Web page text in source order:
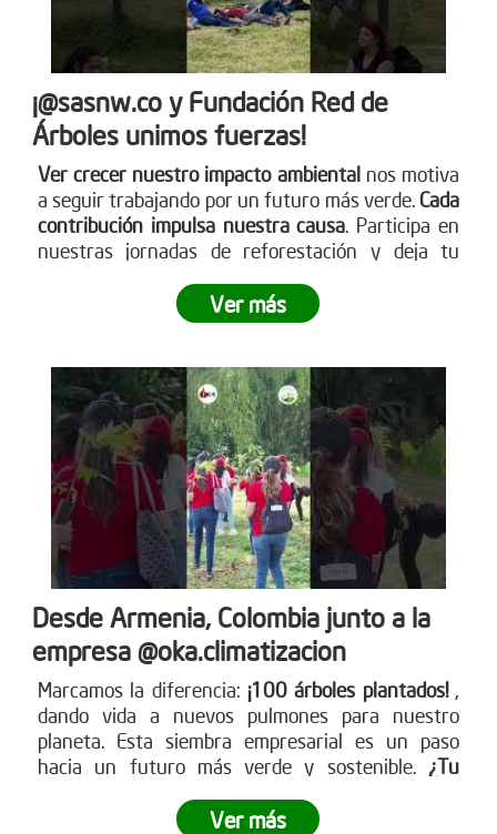
¡@sasnw.co y Fundación Red de
Árboles unimos fuerzas!
Ver crecer nuestro impacto ambientalnos motiva
a seguir trabajando por un futuro más verde.Cada
contribución impulsa nuestra causa. Participa en
nuestras jornadas de reforestación y deja tu
visitando nuestra página web
www.reddearboles.org
Ver más
Desde Armenia, Colombia junto a la
empresa @oka.climatizacion
Marcamos la diferencia: ¡100 árboles plantados! ,
dando vida a nuevos pulmones para nuestro
planeta. Esta siembra empresarial es un paso
hacia un futuro más verde y sostenible. ¿Tu
Ver más